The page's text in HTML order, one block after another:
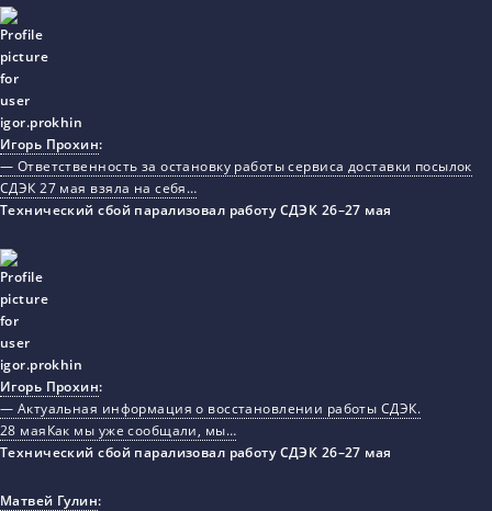
Игорь Прохин:
— Ответственность за остановку работы сервиса доставки посылок
СДЭК 27 мая взяла на себя…
Технический сбой парализовал работу СДЭК 26–27 мая
Игорь Прохин:
— Актуальная информация о восстановлении работы СДЭК.
28 маяКак мы уже сообщали, мы…
Технический сбой парализовал работу СДЭК 26–27 мая
Матвей Гулин: